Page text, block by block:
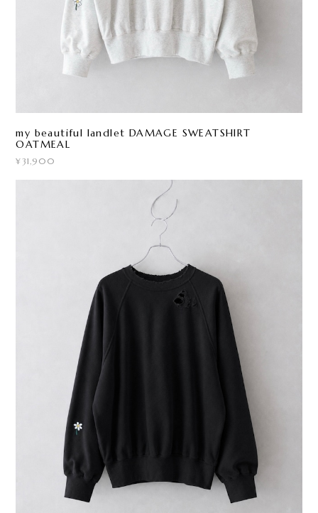
my beautiful landlet DAMAGE SWEATSHIRT
OATMEAL
¥31,900